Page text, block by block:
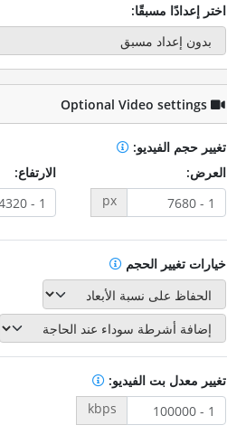
اختر إعدادًا مسبقًا:
Optional Video settings
تغيير حجم الفيديو:
العرض:
px
الارتفاع:
خيارات تغيير الحجم
تغيير معدل بت الفيديو:
kbps